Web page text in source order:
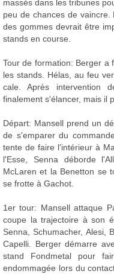
massés dans les tribunes
peu de chances de
des gommes devrait être
stands en course.
Tour de formation: Berger a
les stands. Hélas, au feu
cale. Après intervention
finalement s'élancer, mais il
Départ: Mansell prend un
de s'emparer du
tente de faire l'intérieur à
l'Esse, Senna déborde
McLaren et la Benetton se
se frotte à Gachot.
1er tour: Mansell attaque
coupe la trajectoire à son
Senna, Schumacher, Alesi,
Capelli. Berger démarre
stand Fondmetal pour
endommagée lors du